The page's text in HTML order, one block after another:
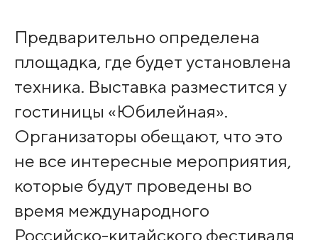
Предварительно определена
площадка, где будет установлена
техника. Выставка разместится у
гостиницы «Юбилейная».
Организаторы обещают, что это
не все интересные мероприятия,
которые будут проведены во
время международного
Российско-китайского фестиваля